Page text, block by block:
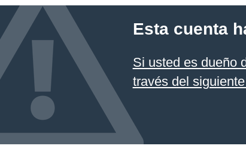
Esta cuenta
Si usted es dueño
través del